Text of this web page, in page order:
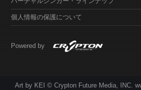
個人情報の保護について
Powered by
Art by KEI © Crypton Future Media, INC.